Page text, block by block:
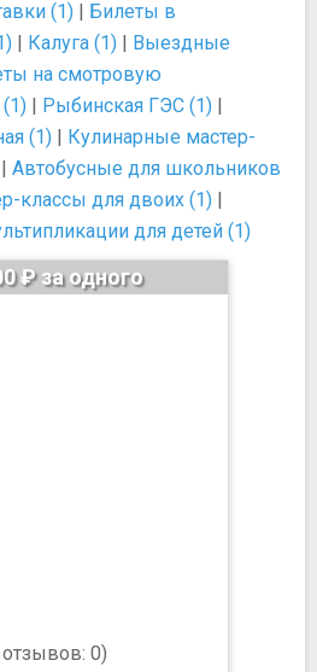
(1) | Билеты в
| Калуга (1) | Выездные
на смотровую
| Рыбинская ГЭС (1) |
(1) | Кулинарные мастер-
| Автобусные для школьников
классы для двоих (1) |
для детей (1)
отзывов: 0)
₽ за одного